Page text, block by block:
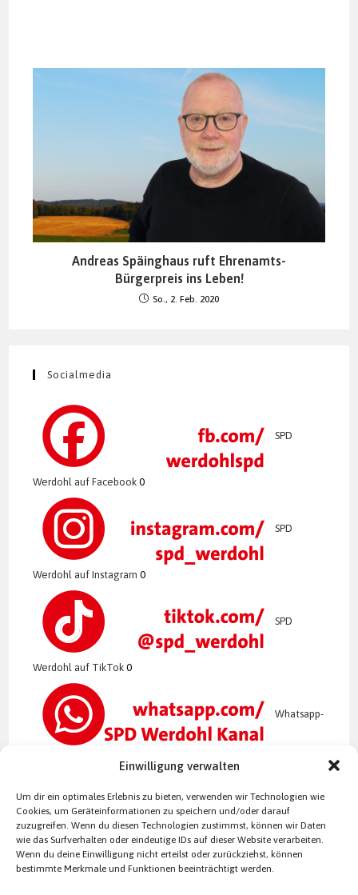
Einwilligung verwalten
Um dir ein optimales Erlebnis zu bieten, verwenden wir Technologien wie
Cookies, um Geräteinformationen zu speichern und/oder darauf
zuzugreifen. Wenn du diesen Technologien zustimmst, können wir Daten
wie das Surfverhalten oder eindeutige IDs auf dieser Website verarbeiten.
Wenn du deine Einwilligung nicht erteilst oder zurückziehst, können
bestimmte Merkmale und Funktionen beeinträchtigt werden.
Andreas Späinghaus ruft Ehrenamts-
Bürgerpreis ins Leben!
So., 2. Feb. 2020
Socialmedia
SPD
Werdohl auf Facebook 0
SPD
Werdohl auf Instagram 0
SPD
Werdohl auf TikTok 0
Whatsapp-
Kanal der SPD Werdohl 0